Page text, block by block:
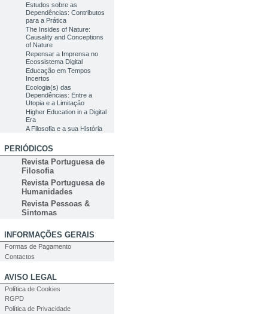
Estudos sobre as
Dependências: Contributos
para a Prática
The Insides of Nature:
Causality and Conceptions
of Nature
Repensar a Imprensa no
Ecossistema Digital
Educação em Tempos
Incertos
Ecologia(s) das
Dependências: Entre a
Utopia e a Limitação
Higher Education in a Digital
Era
A Filosofia e a sua História
PERIÓDICOS
Revista Portuguesa de
Filosofia
Revista Portuguesa de
Humanidades
Revista Pessoas &
Sintomas
INFORMAÇÕES GERAIS
Formas de Pagamento
Contactos
AVISO LEGAL
Política de Cookies
RGPD
Política de Privacidade